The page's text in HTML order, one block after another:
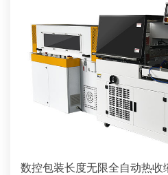
数控包装长度无限全自动热